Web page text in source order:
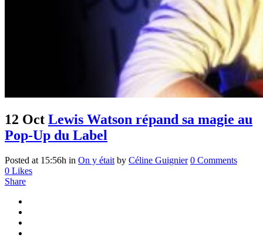
12 Oct Lewis Watson répand sa magie au
Pop-Up du Label
Posted at 15:56h in On y était by Céline Guignier 0 Comments
0 Likes
Share